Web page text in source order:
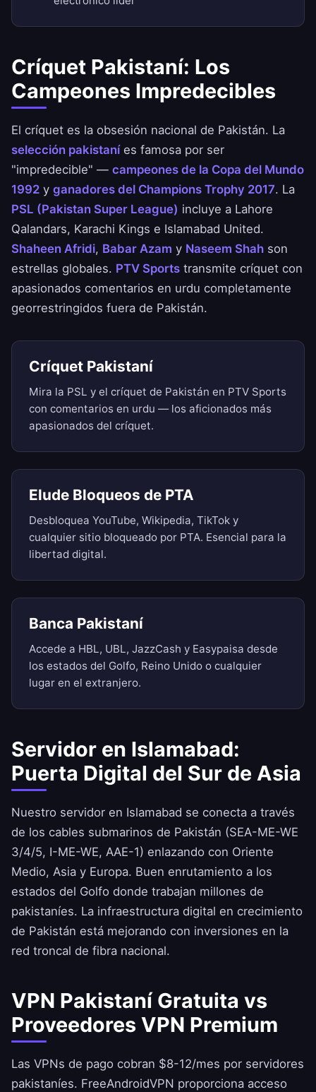
Críquet Pakistaní: Los
Campeones Impredecibles
El críquet es la obsesión nacional de Pakistán. La
selección pakistaníes famosa por ser
"impredecible" — campeones de la Copa del Mundo
1992 y ganadores del Champions Trophy 2017. La
PSL (Pakistan Super League) incluye a Lahore
Qalandars, Karachi Kings e Islamabad United.
Shaheen Afridi, Babar Azam y Naseem Shah son
estrellas globales. PTV Sports transmite críquet con
apasionados comentarios en urdu completamente
georrestringidos fuera de Pakistán.
Críquet Pakistaní
Mira la PSL y el críquet de Pakistán en PTV Sports
con comentarios en urdu — los aficionados más
apasionados del críquet.
Elude Bloqueos de PTA
Desbloquea YouTube, Wikipedia, TikTok y
cualquier sitio bloqueado por PTA. Esencial para la
libertad digital.
Banca Pakistaní
Accede a HBL, UBL, JazzCash y Easypaisa desde
los estados del Golfo, Reino Unido o cualquier
lugar en el extranjero.
Servidor en Islamabad:
Puerta Digital del Sur de Asia
Nuestro servidor en Islamabad se conecta a través
de los cables submarinos de Pakistán (SEA-ME-WE
3/4/5, I-ME-WE, AAE-1) enlazando con Oriente
Medio, Asia y Europa. Buen enrutamiento a los
estados del Golfo donde trabajan millones de
pakistaníes. La infraestructura digital en crecimiento
de Pakistán está mejorando con inversiones en la
red troncal de fibra nacional.
VPN Pakistaní Gratuita vs
Proveedores VPN Premium
Las VPNs de pago cobran $8-12/mes por servidores
pakistaníes. FreeAndroidVPN proporciona acceso